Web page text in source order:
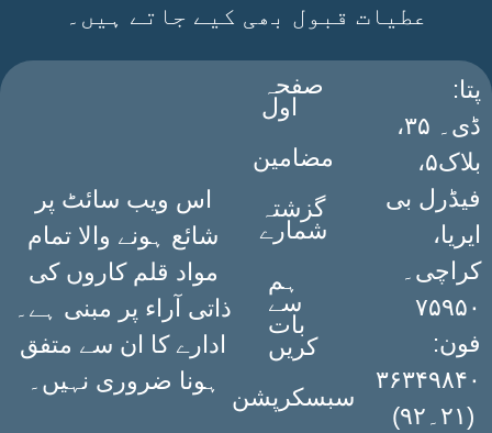
عطیات قبول بھی کیے جاتے ہیں۔
:پتا
ڈی۔ ۳۵،
بلاک۵،
فیڈرل بی
ایریا،
کراچی۔
۷۵۹۵۰
فون:
(۲۱۔۹۲)
صفحہ
اول
مضامین
گزشتہ
شمارے
ہم
سے
بات
کریں
سبسکرپشن
اس ویب سائٹ پر
شائع ہونے والا تمام
مواد قلم کاروں کی
ذاتی آراء پر مبنی ہے۔
ادارے کا ان سے متفق
ہونا ضروری نہیں۔